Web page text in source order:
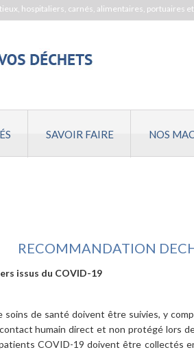
hospitaliers, carnés, alimentaires, portuaires
SAVOIR FAIRE NOS
RECOMMANDATION
issus du COVID-19
de santé doivent être suivies, y
humain direct et non protégé
COVID-19 doivent être